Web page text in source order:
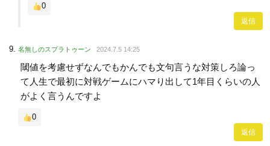
0
返信
名無しのスプラトゥーン 2024.7.5 14:25
閾値を考慮せずなんでもかんでも文句言うな対策しろ論っ
て人生で最初に対戦ゲームにハマり出して1年目くらいの人
がよく言うんですよ
0
返信